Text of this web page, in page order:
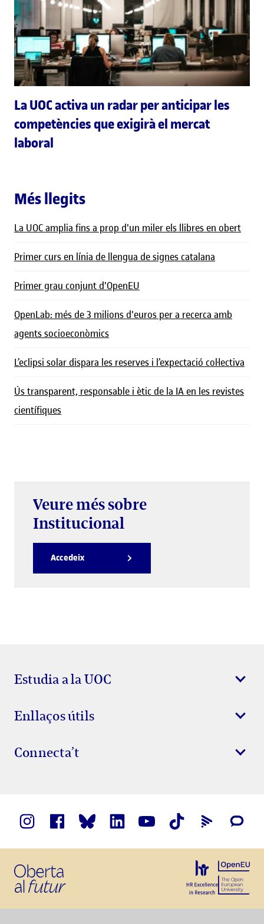
La UOC activa un radar per anticipar les
competències que exigirà el mercat
laboral
Més llegits
La UOC amplia fins a prop d'un miler els llibres en obert
Primer curs en línia de llengua de signes catalana
Primer grau conjunt d'OpenEU
OpenLab: més de 3 milions d'euros per a recerca amb
agents socioeconòmics
L’eclipsi solar dispara les reserves i l’expectació col·lectiva
Ús transparent, responsable i ètic de la IA en les revistes
científiques
Veure més sobre
Institucional
Accedeix
Estudia a la UOC
Enllaços útils
Connecta’t